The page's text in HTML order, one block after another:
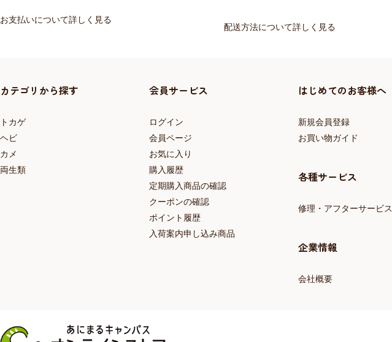
お支払いについて詳しく見る
配送方法について詳しく見る
カテゴリから探す
トカゲ
ヘビ
カメ
両生類
会員サービス
ログイン
会員ページ
お気に入り
購入履歴
定期購入商品の確認
クーポンの確認
ポイント履歴
入荷案内申し込み商品
はじめてのお客様へ
新規会員登録
お買い物ガイド
各種サービス
修理・アフターサービス
企業情報
会社概要